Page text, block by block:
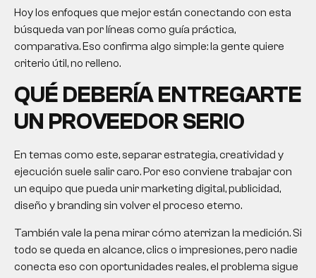
Hoy los enfoques que mejor están conectando con esta
búsqueda van por líneas como guía práctica,
comparativa. Eso confirma algo simple: la gente quiere
criterio útil, no relleno.
QUÉ DEBERÍA ENTREGARTE
UN PROVEEDOR SERIO
En temas como este, separar estrategia, creatividad y
ejecución suele salir caro. Por eso conviene trabajar con
un equipo que pueda unir marketing digital, publicidad,
diseño y branding sin volver el proceso eterno.
También vale la pena mirar cómo aterrizan la medición. Si
todo se queda en alcance, clics o impresiones, pero nadie
conecta eso con oportunidades reales, el problema sigue